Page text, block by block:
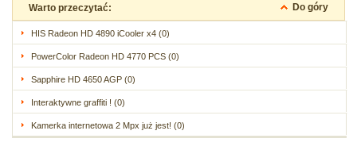
Warto przeczytać: Do góry
HIS Radeon HD 4890 iCooler x4 (0)
PowerColor Radeon HD 4770 PCS (0)
Sapphire HD 4650 AGP (0)
Interaktywne graffiti ! (0)
Kamerka internetowa 2 Mpx już jest! (0)